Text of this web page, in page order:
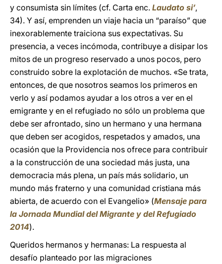
y consumista sin límites (cf. Carta enc. Laudato si’,
34). Y así, emprenden un viaje hacia un “paraíso” que
inexorablemente traiciona sus expectativas. Su
presencia, a veces incómoda, contribuye a disipar los
mitos de un progreso reservado a unos pocos, pero
construido sobre la explotación de muchos. «Se trata,
entonces, de que nosotros seamos los primeros en
verlo y así podamos ayudar a los otros a ver en el
emigrante y en el refugiado no sólo un problema que
debe ser afrontado, sino un hermano y una hermana
que deben ser acogidos, respetados y amados, una
ocasión que la Providencia nos ofrece para contribuir
a la construcción de una sociedad más justa, una
democracia más plena, un país más solidario, un
mundo más fraterno y una comunidad cristiana más
abierta, de acuerdo con el Evangelio» (Mensaje para
la Jornada Mundial del Migrante y del Refugiado
2014).
Queridos hermanos y hermanas: La respuesta al
desafío planteado por las migraciones